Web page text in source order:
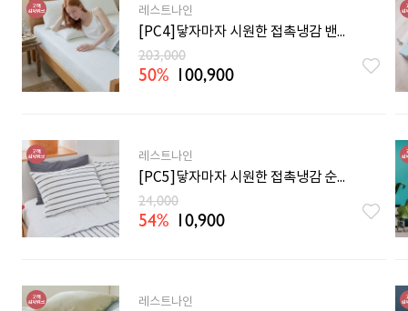
레스트나인
[PC4]닿자마자 시원한 접촉냉감 밴딩 여름 매트리스커버 SS/Q/K
203,000
50% 100,900
레스트나인
[PC5]닿자마자 시원한 접촉냉감 순면 체온조절 여름 베개커버 3컬러
24,000
54% 10,900
레스트나인